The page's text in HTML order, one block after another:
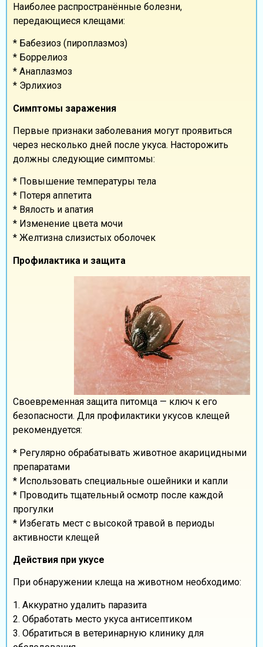
Наиболее распространённые болезни,
передающиеся клещами:
* Бабезиоз (пироплазмоз)
* Боррелиоз
* Анаплазмоз
* Эрлихиоз
Симптомы заражения
Первые признаки заболевания могут проявиться
через несколько дней после укуса. Насторожить
должны следующие симптомы:
* Повышение температуры тела
* Потеря аппетита
* Вялость и апатия
* Изменение цвета мочи
* Желтизна слизистых оболочек
Профилактика и защита
Своевременная защита питомца — ключ к его
безопасности. Для профилактики укусов клещей
рекомендуется:
* Регулярно обрабатывать животное акарицидными
препаратами
* Использовать специальные ошейники и капли
* Проводить тщательный осмотр после каждой
прогулки
* Избегать мест с высокой травой в периоды
активности клещей
Действия при укусе
При обнаружении клеща на животном необходимо:
1. Аккуратно удалить паразита
2. Обработать место укуса антисептиком
3. Обратиться в ветеринарную клинику для